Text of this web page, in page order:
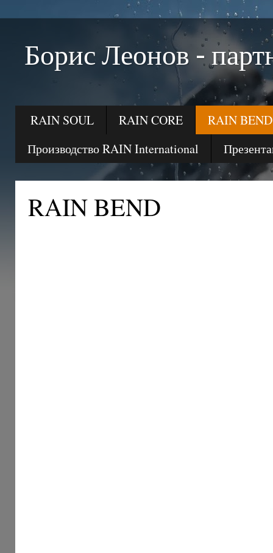
Борис Леонов -
RAIN SOUL RAIN CORE
RAIN BEND
Производство RAIN International
RAIN BEND